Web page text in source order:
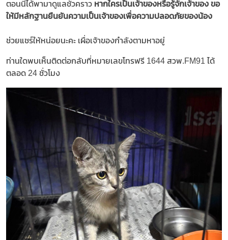
ตอนนี้ได้พามาดูแลชั่วคราว หากใครเป็นเจ้าของหรือรู้จักเจ้าของ ขอ
ให้มีหลักฐานยืนยันความเป็นเจ้าของเพื่อความปลอดภัยของน้อง
ช่วยแชร์ให้หน่อยนะคะ เผื่อเจ้าของกำลังตามหาอยู่
ท่านใดพบเห็นติดต่อกลับที่หมายเลขโทรฟรี 1644 สวพ.FM91 ได้
ตลอด 24 ชั่วโมง